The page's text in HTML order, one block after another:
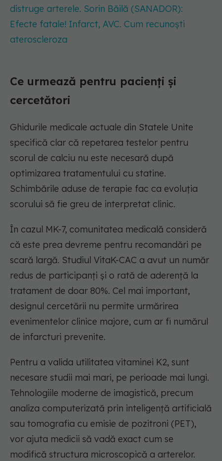
distruge arterele. Sorin Băilă (SANADOR):
Efecte fatale! Infarct, AVC. Cum recunoști
ateroscleroza
Ce urmează pentru pacienți și
cercetători
Ghidurile medicale actuale din Statele Unite
specifică clar că repetarea testelor pentru
scorul de calciu nu este necesară după
optimizarea tratamentului cu statine.
Schimbările aduse de terapie fac ca evoluția
scorului să fie greu de interpretat clinic.
În cazul MK-7, comunitatea medicală consideră
că este prea devreme pentru recomandări pe
scară largă. Studiul VitaK-CAC a avut un număr
redus de participanți și o rată de aderență la
tratament de doar 80%. Cel mai important,
designul cercetării nu permite urmărirea
evenimentelor clinice majore, cum ar fi numărul
de infarcturi prevenite.
Pentru a valida utilitatea vitaminei K2, sunt
necesare studii mai mari, pe perioade mai lungi.
Tehnologiile moderne de imagistică, precum
analiza computerizată prin inteligență artificială
sau tomografia cu emisie de pozitroni (PET),
vor ajuta medicii să vadă exact cum se
modifică structura microscopică a arterelor.